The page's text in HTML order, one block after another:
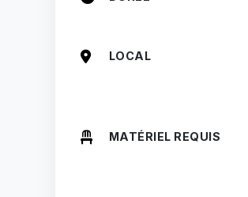
LOCAL
MATÉRIEL REQUIS